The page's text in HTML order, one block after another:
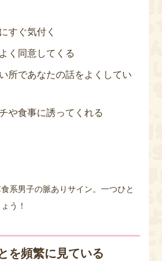
すぐ気付く
く同意してくる
所であなたの話をよくしてい
や食事に誘ってくれる
系男子の脈ありサイン。一つひと
う！
を頻繁に見ている